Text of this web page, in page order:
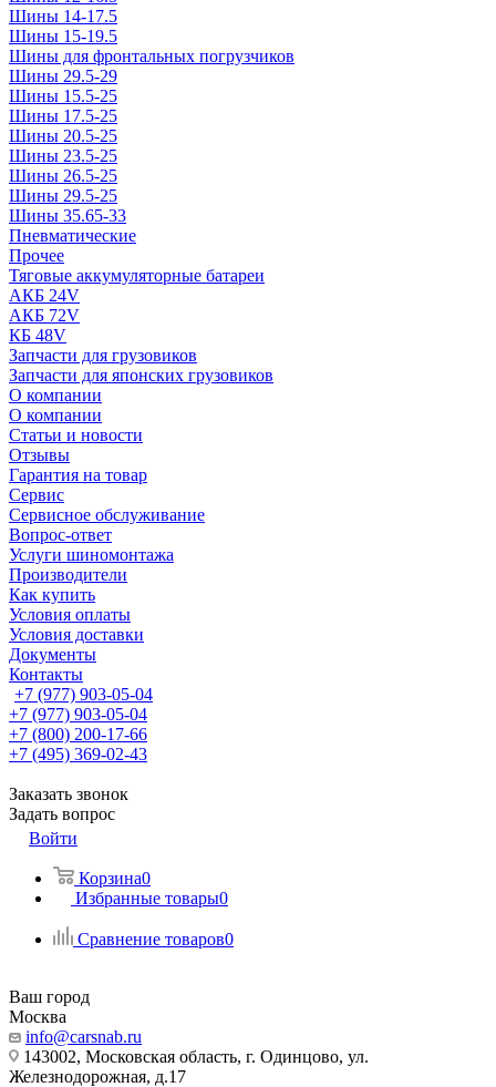
Шины 14-17.5
Шины 15-19.5
Шины для фронтальных погрузчиков
Шины 29.5-29
Шины 15.5-25
Шины 17.5-25
Шины 20.5-25
Шины 23.5-25
Шины 26.5-25
Шины 29.5-25
Шины 35.65-33
Пневматические
Прочее
Тяговые аккумуляторные батареи
АКБ 24V
АКБ 72V
КБ 48V
Запчасти для грузовиков
Запчасти для японских грузовиков
О компании
О компании
Статьи и новости
Отзывы
Гарантия на товар
Сервис
Сервисное обслуживание
Вопрос-ответ
Услуги шиномонтажа
Производители
Как купить
Условия оплаты
Условия доставки
Документы
Контакты
+7 (977) 903-05-04
+7 (977) 903-05-04
+7 (800) 200-17-66
+7 (495) 369-02-43
Заказать звонок
Задать вопрос
Войти
Корзина0
Избранные товары0
Сравнение товаров0
Ваш город
Москва
info@carsnab.ru
143002, Московская область, г. Одинцово, ул.
Железнодорожная, д.17